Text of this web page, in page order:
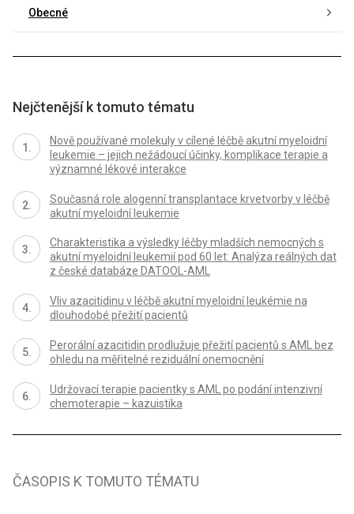
Obecné
Nejčtenější k tomuto tématu
Nově používané molekuly v cílené léčbě akutní myeloidní
leukemie – jejich nežádoucí účinky, komplikace terapie a
významné lékové interakce
Současná role alogenní transplantace krvetvorby v léčbě
akutní myeloidní leukemie
Charakteristika a výsledky léčby mladších nemocných s
akutní myeloidní leukemií pod 60 let: Analýza reálných dat
z české databáze DATOOL-AML
Vliv azacitidinu v léčbě akutní myeloidní leukémie na
dlouhodobé přežití pacientů
Perorální azacitidin prodlužuje přežití pacientů s AML bez
ohledu na měřitelné reziduální onemocnění
Udržovací terapie pacientky s AML po podání intenzivní
chemoterapie – kazuistika
ČASOPIS K TOMUTO TÉMATU